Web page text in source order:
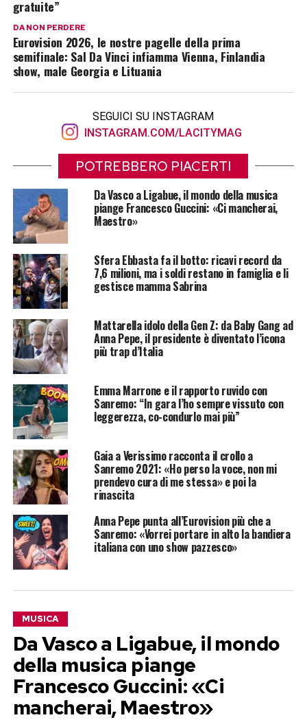
gratuite”
DA NON PERDERE
Eurovision 2026, le nostre pagelle della prima
semifinale: Sal Da Vinci infiamma Vienna, Finlandia
show, male Georgia e Lituania
SEGUICI SU INSTAGRAM
INSTAGRAM.COM/LACITYMAG
POTREBBERO PIACERTI
Da Vasco a Ligabue, il mondo della musica
piange Francesco Guccini: «Ci mancherai,
Maestro»
Sfera Ebbasta fa il botto: ricavi record da
7,6 milioni, ma i soldi restano in famiglia e li
gestisce mamma Sabrina
Mattarella idolo della Gen Z: da Baby Gang ad
Anna Pepe, il presidente è diventato l’icona
più trap d’Italia
Emma Marrone e il rapporto ruvido con
Sanremo: “In gara l’ho sempre vissuto con
leggerezza, co-condurlo mai più”
Gaia a Verissimo racconta il crollo a
Sanremo 2021: «Ho perso la voce, non mi
prendevo cura di me stessa» e poi la
rinascita
Anna Pepe punta all’Eurovision più che a
Sanremo: «Vorrei portare in alto la bandiera
italiana con uno show pazzesco»
MUSICA
Da Vasco a Ligabue, il mondo
della musica piange
Francesco Guccini: «Ci
mancherai, Maestro»